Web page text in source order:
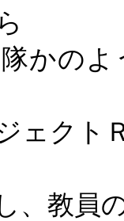
かの
ェクト
、教員